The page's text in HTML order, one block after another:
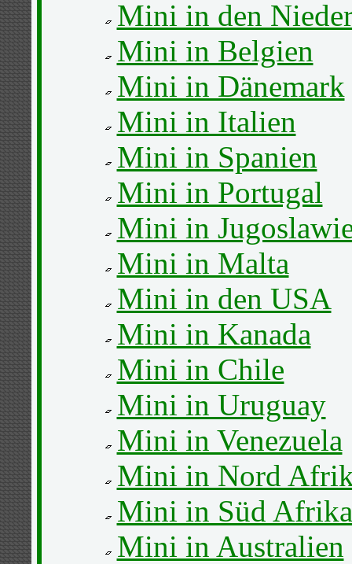
Mini in den
Mini in Belgien
Mini in Dänemark
Mini in Italien
Mini in Spanien
Mini in Portugal
Mini in
Mini in Malta
Mini in den USA
Mini in Kanada
Mini in Chile
Mini in Uruguay
Mini in Venezuela
Mini in Nord
Mini in Süd Afrika
Mini in Australien